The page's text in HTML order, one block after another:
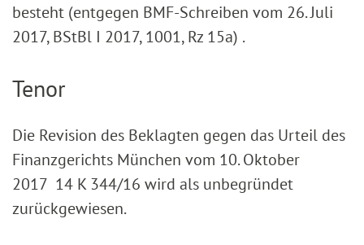
besteht (entgegen BMF-Schreiben vom 26. Juli
2017, BStBl I 2017, 1001, Rz 15a) .
Tenor
Die Revision des Beklagten gegen das Urteil des
Finanzgerichts München vom 10. Oktober
2017 14 K 344/16 wird als unbegründet
zurückgewiesen.